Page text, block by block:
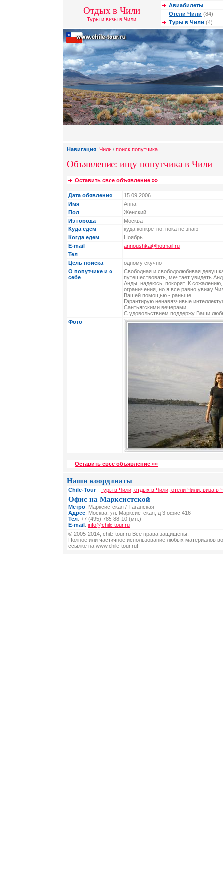
Отдых в Чили
Туры и визы в Чили
Авиабилеты
Отели Чили (84)
Туры в Чили (4)
Навигация: Чили / поиск попутчика
Объявление: ищу попутчика в Чили
Оставить свое объявление »»
Дата обявления
15.09.2006
Имя
Анна
Пол
Женский
Из города
Москва
Куда едем
куда конкретно, пока не знаю
Когда едем
Ноябрь
E-mail
annoushka@hotmail.ru
Тел
Цель поиска
одному скучно
О попутчике и о
себе
Свободная и свободолюбивая
путешествовать, мечтает увидеть
Анды, надеюсь, покорят. К
ограничения, но я все равно увижу
Вашей помощью - раньше.
Гарантирую ненавязчивые
Сантьягскими вечерами.
С удовольствием поддержу Ваши
Фото
Оставить свое объявление »»
Наши координаты
Chile-Tour- туры в Чили, отдых в Чили, отели Чили, виза в
Офис на Марксистской
Метро: Марксистская / Таганская
Адрес: Москва, ул. Марксистская, д 3 офис 416
Тел: +7 (495) 785-88-10 (мн.)
E-mail: info@chile-tour.ru
© 2005-2014, chile-tour.ru Все права защищены.
Полное или частичное использование любых материалов
ссылке на www.chile-tour.ru!